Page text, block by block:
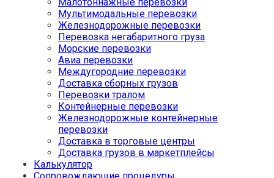
Мультимодальные перевозки
Железнодорожные перевозки
Перевозка негабаритного груза
Морские перевозки
Авиа перевозки
Междугородние перевозки
Доставка сборных грузов
Перевозки тралом
Контейнерные перевозки
Железнодорожные контейнерные
перевозки
Доставка в торговые центры
Доставка грузов в маркетплейсы
Калькулятор